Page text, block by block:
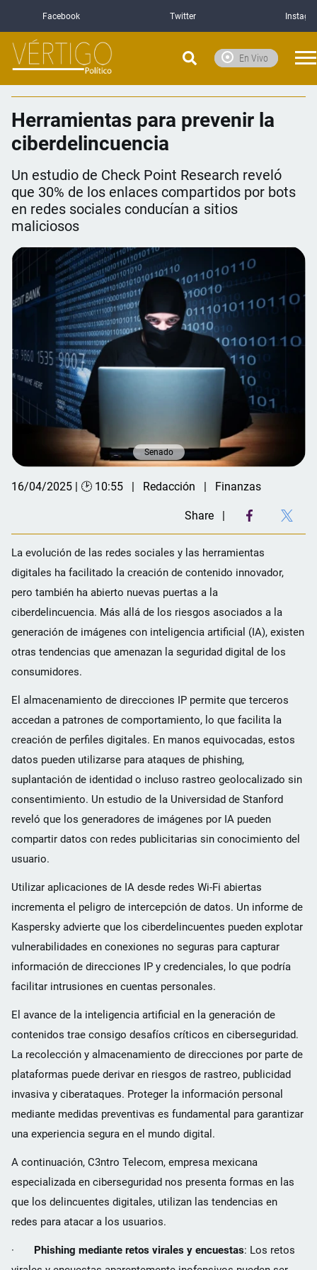
Facebook Twitter
En Vivo
Herramientas para prevenir la
ciberdelincuencia
Un estudio de Check Point Research reveló
que 30% de los enlaces compartidos por bots
en redes sociales conducían a sitios
maliciosos
Senado
16/04/2025 | 🕑 10:55 Redacción Finanzas
Share
La evolución de las redes sociales y las herramientas
digitales ha facilitado la creación de contenido innovador,
pero también ha abierto nuevas puertas a la
ciberdelincuencia. Más allá de los riesgos asociados a la
generación de imágenes con inteligencia artificial (IA), existen
otras tendencias que amenazan la seguridad digital de los
consumidores.
El almacenamiento de direcciones IP permite que terceros
accedan a patrones de comportamiento, lo que facilita la
creación de perfiles digitales. En manos equivocadas, estos
datos pueden utilizarse para ataques de phishing,
suplantación de identidad o incluso rastreo geolocalizado sin
consentimiento. Un estudio de la Universidad de Stanford
reveló que los generadores de imágenes por IA pueden
compartir datos con redes publicitarias sin conocimiento del
usuario.
Utilizar aplicaciones de IA desde redes Wi-Fi abiertas
incrementa el peligro de intercepción de datos. Un informe de
Kaspersky advierte que los ciberdelincuentes pueden explotar
vulnerabilidades en conexiones no seguras para capturar
información de direcciones IP y credenciales, lo que podría
facilitar intrusiones en cuentas personales.
El avance de la inteligencia artificial en la generación de
contenidos trae consigo desafíos críticos en ciberseguridad.
La recolección y almacenamiento de direcciones por parte de
plataformas puede derivar en riesgos de rastreo, publicidad
invasiva y ciberataques. Proteger la información personal
mediante medidas preventivas es fundamental para garantizar
una experiencia segura en el mundo digital.
A continuación, C3ntro Telecom, empresa mexicana
especializada en ciberseguridad nos presenta formas en las
que los delincuentes digitales, utilizan las tendencias en
redes para atacar a los usuarios.
· Phishing mediante retos virales y encuestas: Los retos